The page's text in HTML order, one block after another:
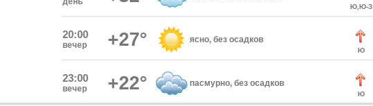
Ю,Ю-З
20:00
вечер +27° ясно, без осадков
Ю
23:00
вечер +22° пасмурно, без осадков
Ю